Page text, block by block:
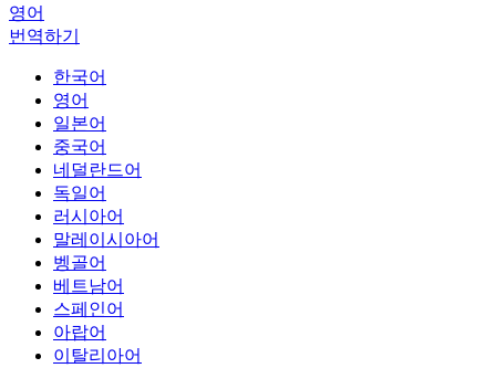
영어
번역하기
한국어
영어
일본어
중국어
네덜란드어
독일어
러시아어
말레이시아어
벵골어
베트남어
스페인어
아랍어
이탈리아어